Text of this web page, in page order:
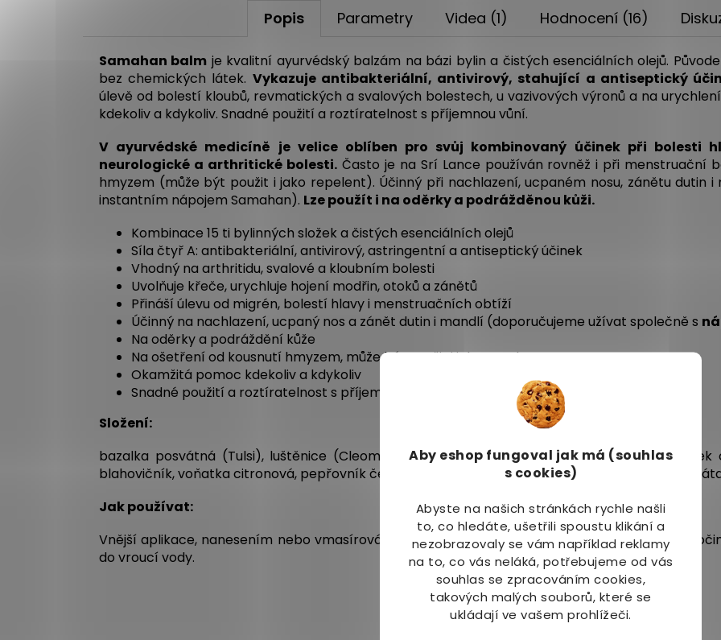
Aby eshop fungoval jak má (souhlas
s cookies)
Abyste na našich stránkách rychle našli
to, co hledáte, ušetřili spoustu klikání a
nezobrazovaly se vám například reklamy
na to, co vás neláká, potřebujeme od vás
souhlas se zpracováním cookies,
takových malých souborů, které se
ukládají ve vašem prohlížeči.
Popis Parametry Videa (1) Hodnocení (16)
Samahan balm je kvalitní ayurvédský balzám na bázi bylin a čistých esenciálních olejů.
bez chemických látek. Vykazuje antibakteriální, antivirový, stahující a antiseptický
úlevě od bolestí kloubů, revmatických a svalových bolestech, u vazivových výronů a na
kdekoliv a kdykoliv. Snadné použití a roztíratelnost s příjemnou vůní.
V ayurvédské medicíně je velice oblíben pro svůj kombinovaný účinek při bolesti
neurologické a arthritické bolesti.Často je na Srí Lance používán rovněž i při menstruační
hmyzem (může být použit i jako repelent). Účinný při nachlazení, ucpaném nosu, zánětu dutin
instantním nápojem Samahan). Lze použít i na oděrky a podrážděnou kůži.
Kombinace 15 ti bylinných složek a čistých esenciálních olejů
Síla čtyř A: antibakteriální, antivirový, astringentní a antiseptický účinek
Vhodný na arthritidu, svalové a kloubním bolesti
Uvolňuje křeče, urychluje hojení modřin, otoků a zánětů
Přináší úlevu od migrén, bolestí hlavy i menstruačních obtíží
Účinný na nachlazení, ucpaný nos a zánět dutin i mandlí (doporučujeme užívat společně s
Na oděrky a podráždění kůže
Na ošetření od kousnutí hmyzem, může být použit i jako repelent
Okamžitá pomoc kdekoliv a kdykoliv
Snadné použití a roztíratelnost s příjemnou vůní
Složení:
bazalka posvátná (Tulsi), luštěnice (Cleome), galangal (Aratta), oslizák líbezný (Beli), drmek
blahovičník, voňatka citronová, pepřovník černý, hřebíčkovec kořenný, kajeput střídavolistý,
Jak používat:
Vnější aplikace, nanesením nebo vmasírováním na postižená místa. Vyvarujte se kontaktu s
do vroucí vody.